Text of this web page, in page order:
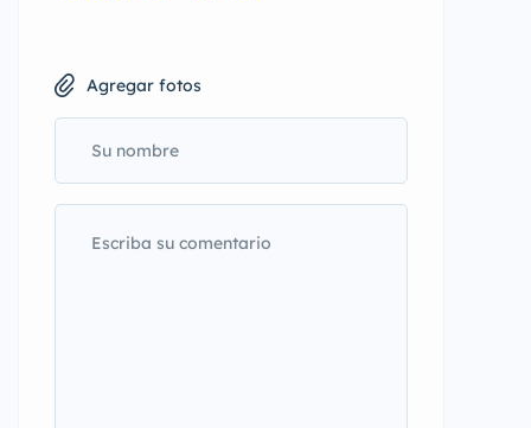
Agregar fotos